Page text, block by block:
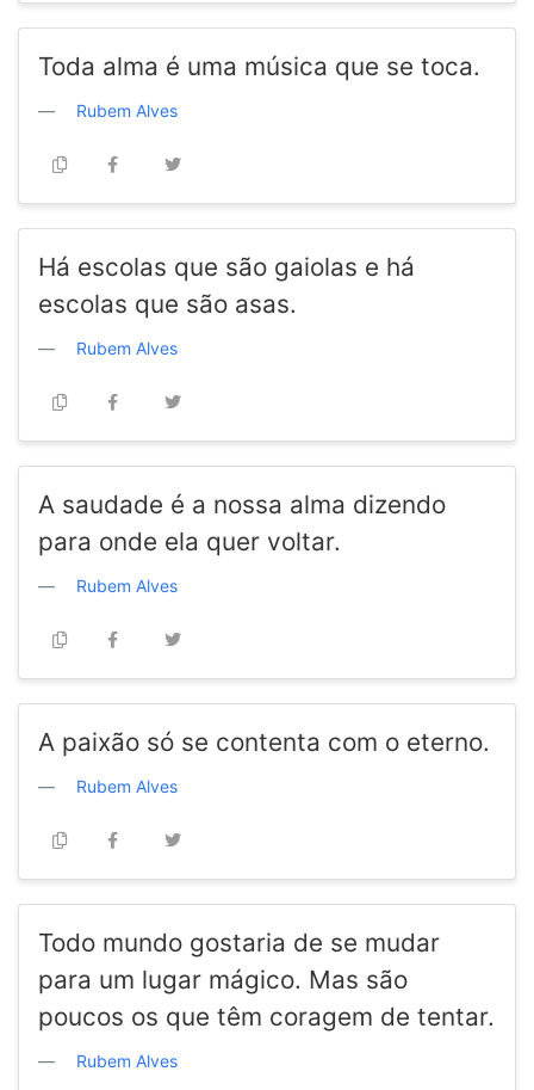
Toda alma é uma música que se toca.
Rubem Alves
Há escolas que são gaiolas e há
escolas que são asas.
Rubem Alves
A saudade é a nossa alma dizendo
para onde ela quer voltar.
Rubem Alves
A paixão só se contenta com o eterno.
Rubem Alves
Todo mundo gostaria de se mudar
para um lugar mágico. Mas são
poucos os que têm coragem de tentar.
Rubem Alves